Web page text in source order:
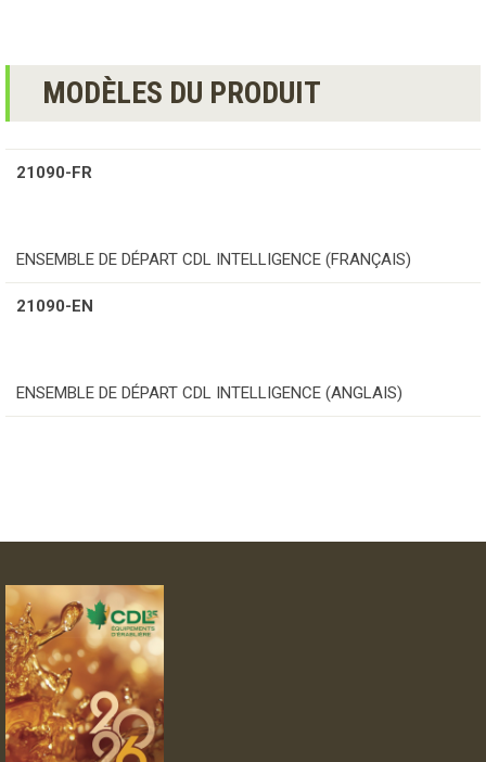
MODÈLES DU PRODUIT
21090-FR
ENSEMBLE DE DÉPART CDL INTELLIGENCE (FRANÇAIS)
21090-EN
ENSEMBLE DE DÉPART CDL INTELLIGENCE (ANGLAIS)